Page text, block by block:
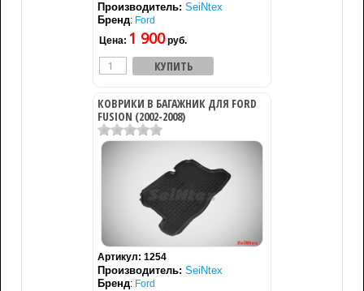
Производитель: SeiNtex
Бренд: Ford
Цена: 1 900руб.
КОВРИКИ В БАГАЖНИК ДЛЯ FORD
FUSION (2002-2008)
Артикул: 1254
Производитель: SeiNtex
Бренд: Ford